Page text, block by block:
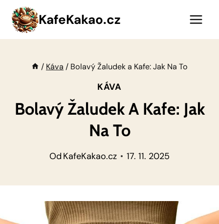
Přeskočit
obsah
KafeKakao.cz
/ Káva / Bolavý Žaludek a Kafe: Jak Na To
KÁVA
Bolavý Žaludek A Kafe: Jak
Na To
Od KafeKakao.cz 17. 11. 2025